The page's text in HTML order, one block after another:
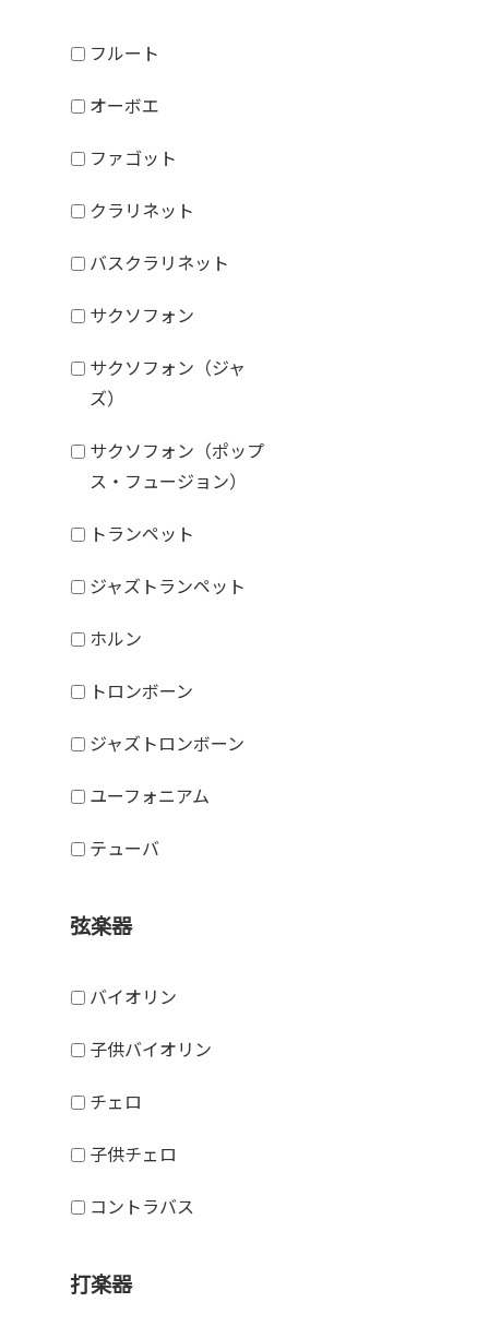
フルート
オーボエ
ファゴット
クラリネット
バスクラリネット
サクソフォン
サクソフォン（ジャ
ズ）
サクソフォン（ポップ
ス・フュージョン）
トランペット
ジャズトランペット
ホルン
トロンボーン
ジャズトロンボーン
ユーフォニアム
テューバ
弦楽器
バイオリン
子供バイオリン
チェロ
子供チェロ
コントラバス
打楽器